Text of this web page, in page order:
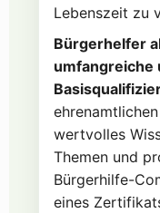
Lebenszeit zu
Bürgerhelfer
umfangreiche
wertvolles
Themen und
Bürgerhilfe-
eines